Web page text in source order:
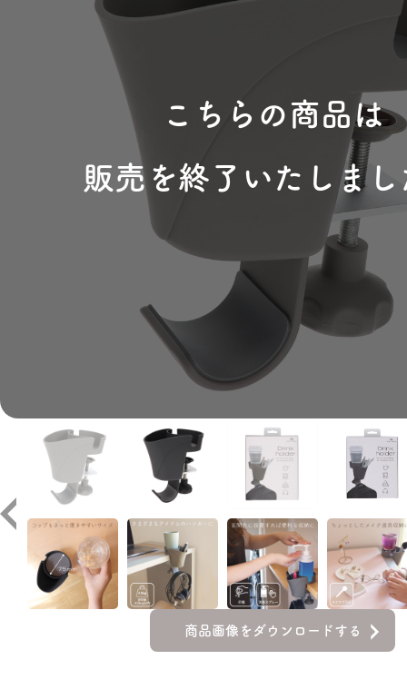
こちらの商品は
販売を終了いたしまし
商品画像をダウンロードする